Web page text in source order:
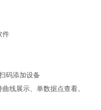
件
码添加设备
线展示、单数据点查看。